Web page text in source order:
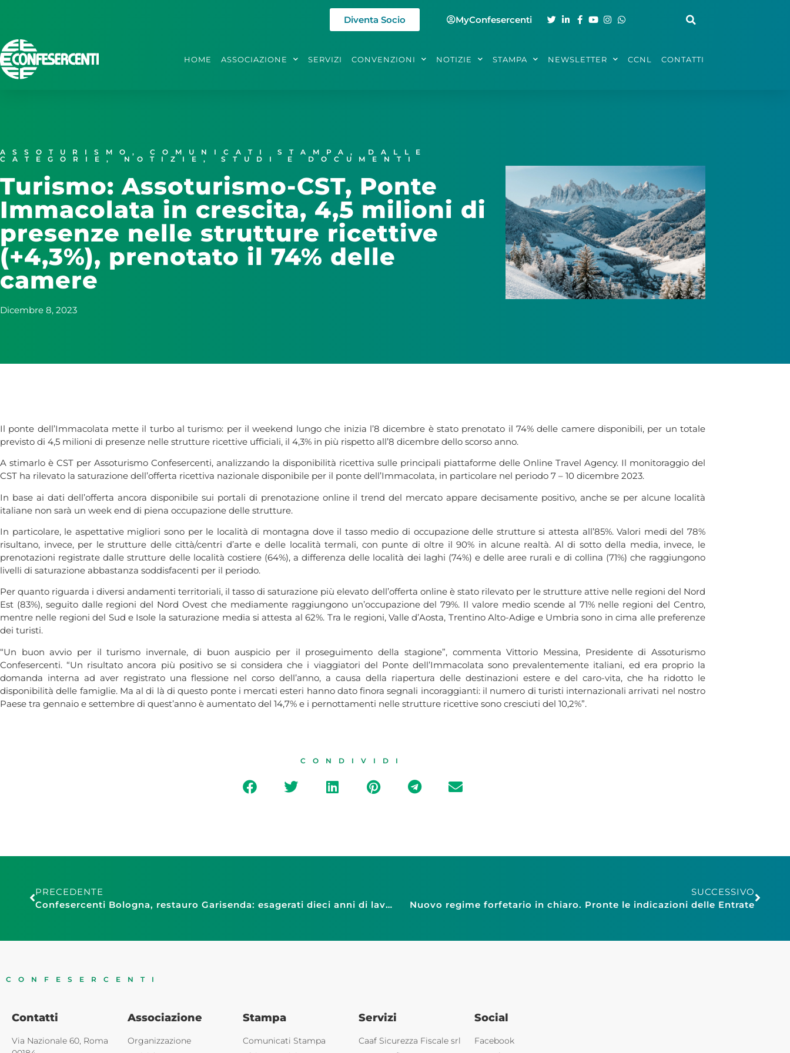
Diventa Socio MyConfesercenti
HOME ASSOCIAZIONE SERVIZI CONVENZIONI NOTIZIE STAMPA NEWSLETTER CCNL CONTATTI
ASSOTURISMO , COMUNICATI STAMPA , DALLE
CATEGORIE , NOTIZIE , STUDI E DOCUMENTI
Turismo: Assoturismo-CST, Ponte
Immacolata in crescita, 4,5 milioni di
presenze nelle strutture ricettive
(+4,3%), prenotato il 74% delle
camere
Dicembre 8, 2023
Il ponte dell’Immacolata mette il turbo al turismo: per il weekend lungo che inizia l’8 dicembre è stato prenotato il 74% delle camere disponibili, per un totale
previsto di 4,5 milioni di presenze nelle strutture ricettive ufficiali, il 4,3% in più rispetto all’8 dicembre dello scorso anno.
A stimarlo è CST per Assoturismo Confesercenti, analizzando la disponibilità ricettiva sulle principali piattaforme delle Online Travel Agency. Il monitoraggio del
CST ha rilevato la saturazione dell’offerta ricettiva nazionale disponibile per il ponte dell’Immacolata, in particolare nel periodo 7 – 10 dicembre 2023.
In base ai dati dell’offerta ancora disponibile sui portali di prenotazione online il trend del mercato appare decisamente positivo, anche se per alcune località
italiane non sarà un week end di piena occupazione delle strutture.
In particolare, le aspettative migliori sono per le località di montagna dove il tasso medio di occupazione delle strutture si attesta all’85%. Valori medi del 78%
risultano, invece, per le strutture delle città/centri d’arte e delle località termali, con punte di oltre il 90% in alcune realtà. Al di sotto della media, invece, le
prenotazioni registrate dalle strutture delle località costiere (64%), a differenza delle località dei laghi (74%) e delle aree rurali e di collina (71%) che raggiungono
livelli di saturazione abbastanza soddisfacenti per il periodo.
Per quanto riguarda i diversi andamenti territoriali, il tasso di saturazione più elevato dell’offerta online è stato rilevato per le strutture attive nelle regioni del Nord
Est (83%), seguito dalle regioni del Nord Ovest che mediamente raggiungono un’occupazione del 79%. Il valore medio scende al 71% nelle regioni del Centro,
mentre nelle regioni del Sud e Isole la saturazione media si attesta al 62%. Tra le regioni, Valle d’Aosta, Trentino Alto-Adige e Umbria sono in cima alle preferenze
dei turisti.
“Un buon avvio per il turismo invernale, di buon auspicio per il proseguimento della stagione”, commenta Vittorio Messina, Presidente di Assoturismo
Confesercenti. “Un risultato ancora più positivo se si considera che i viaggiatori del Ponte dell’Immacolata sono prevalentemente italiani, ed era proprio la
domanda interna ad aver registrato una flessione nel corso dell’anno, a causa della riapertura delle destinazioni estere e del caro-vita, che ha ridotto le
disponibilità delle famiglie. Ma al di là di questo ponte i mercati esteri hanno dato finora segnali incoraggianti: il numero di turisti internazionali arrivati nel nostro
Paese tra gennaio e settembre di quest’anno è aumentato del 14,7% e i pernottamenti nelle strutture ricettive sono cresciuti del 10,2%”.
CONDIVIDI
PRECEDENTE
Confesercenti Bologna, restauro Garisenda: esagerati dieci anni di lavoro
SUCCESSIVO
Nuovo regime forfetario in chiaro. Pronte le indicazioni delle Entrate
CONFESERCENTI
Contatti
Via Nazionale 60, Roma
Associazione
Organizzazione
Stampa
Comunicati Stampa
Servizi
Caaf Sicurezza Fiscale srl
Social
Facebook